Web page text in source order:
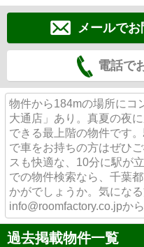
メールで
電話で
物件から184mの場所にコ
大通店」あり。真夏の夜
できる最上階の物件です
で車をお持ちの方はぜひ
スも快適な、10分に駅が
での物件検索なら、千葉
かがでしょうか。気にな
info@roomfactory.co.jpか
過去掲載物件一覧